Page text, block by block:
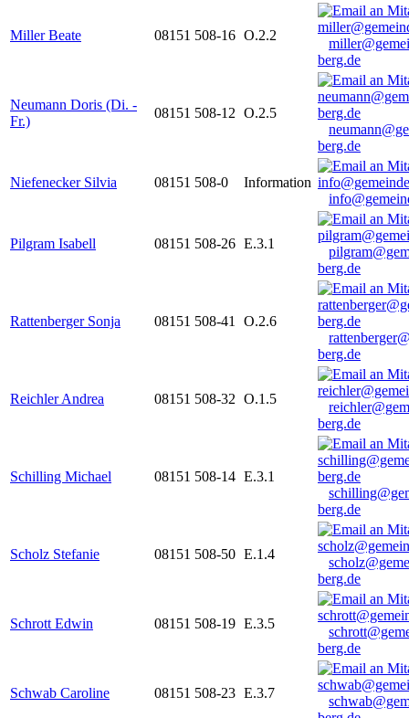
Miller Beate 08151 508-16 O.2.2
berg.de
Neumann Doris (Di. -
Fr.)
08151 508-12 O.2.5
berg.de
Niefenecker Silvia 08151 508-0
Information
Pilgram Isabell 08151 508-26 E.3.1
berg.de
Rattenberger Sonja 08151 508-41
O.2.6
berg.de
Reichler Andrea 08151 508-32 O.1.5
berg.de
Schilling Michael 08151 508-14 E.3.1
berg.de
Scholz Stefanie 08151 508-50 E.1.4
berg.de
Schrott Edwin 08151 508-19 E.3.5
berg.de
Schwab Caroline 08151 508-23 E.3.7